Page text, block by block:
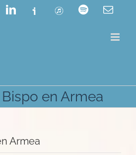
LinkedIn
Ivoox ITunes Spotify
en Armea
Armea